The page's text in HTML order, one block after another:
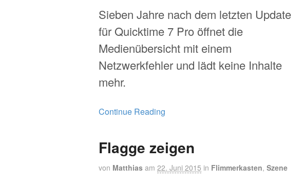
Sieben Jahre nach dem letzten Update
für Quicktime 7 Pro öffnet die
Medienübersicht mit einem
Netzwerkfehler und lädt keine Inhalte
mehr.
Continue Reading
Flagge zeigen
von Matthias am 22. Juni 2015 in Flimmerkasten, Szene